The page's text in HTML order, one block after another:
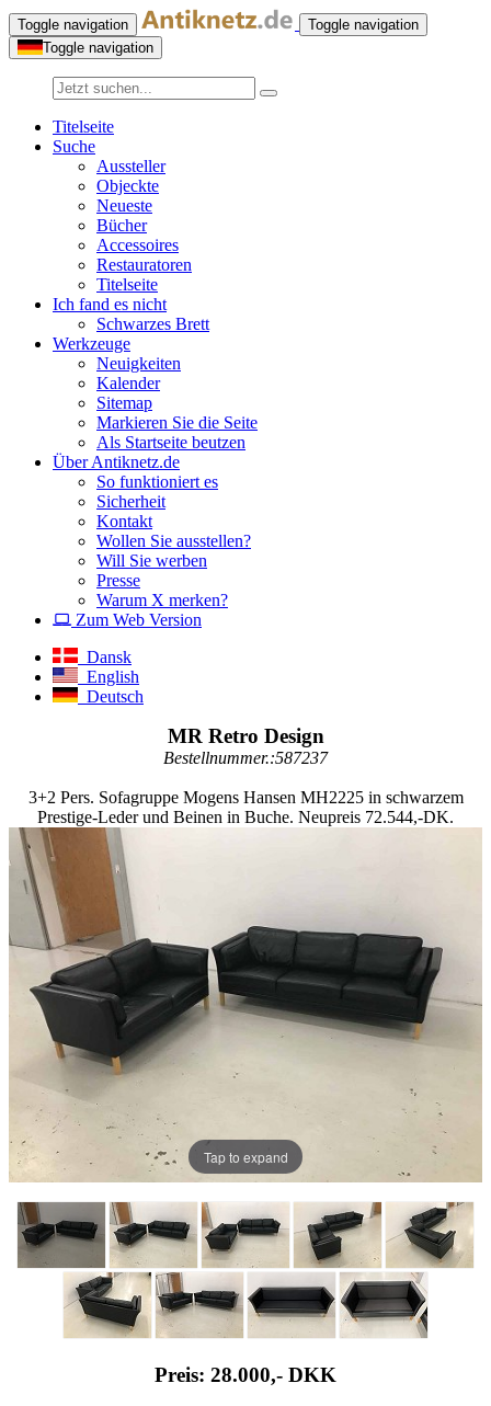
Toggle navigation
Toggle navigation
Toggle navigation
Titelseite
Suche
Aussteller
Objeckte
Neueste
Bücher
Accessoires
Restauratoren
Titelseite
Ich fand es nicht
Schwarzes Brett
Werkzeuge
Neuigkeiten
Kalender
Sitemap
Markieren Sie die Seite
Als Startseite beutzen
Über Antiknetz.de
So funktioniert es
Sicherheit
Kontakt
Wollen Sie ausstellen?
Will Sie werben
Presse
Warum X merken?
Zum Web Version
Dansk
English
Deutsch
MR Retro Design
Bestellnummer.:587237
3+2 Pers. Sofagruppe Mogens Hansen MH2225 in schwarzem
Prestige-Leder und Beinen in Buche. Neupreis 72.544,-DK.
Tap to expand
Preis: 28.000,- DKK